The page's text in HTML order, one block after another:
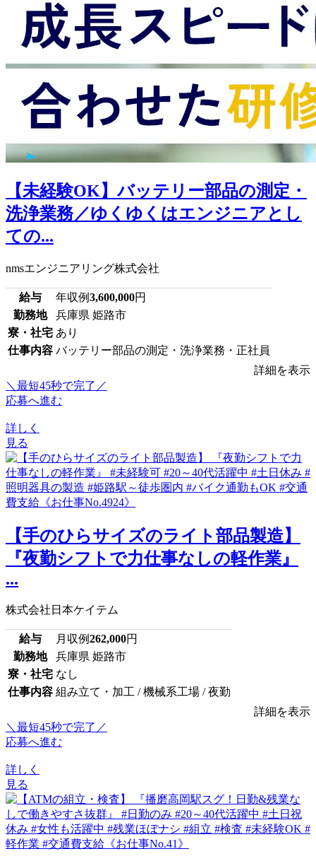
【未経験OK】バッテリー部品の測定・
洗浄業務／ゆくゆくはエンジニアとし
ての...
nmsエンジニアリング株式会社
給与 年収例3,600,000円
勤務地
兵庫県 姫路市
寮・社宅 あり
仕事内容 バッテリー部品の測定・洗浄業務・正社員
詳細を表示
＼最短45秒で完了／
応募へ進む
詳しく
見る
【手のひらサイズのライト部品製造】
『夜勤シフトで力仕事なしの軽作業』
...
株式会社日本ケイテム
給与 月収例262,000円
勤務地
兵庫県 姫路市
寮・社宅 なし
仕事内容 組み立て・加工 / 機械系工場 / 夜勤
詳細を表示
＼最短45秒で完了／
応募へ進む
詳しく
見る